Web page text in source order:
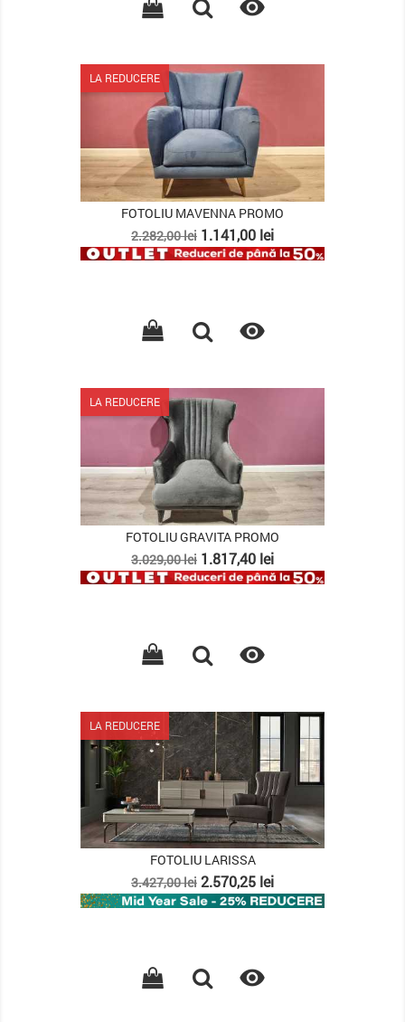

LA REDUCERE
FOTOLIU MAVENNA PROMO
Pret
de
2.282,00 lei Pret
1.141,00 lei

LA REDUCERE
FOTOLIU GRAVITA PROMO
Pret
de
3.029,00 lei Pret
1.817,40 lei

LA REDUCERE
FOTOLIU LARISSA
Pret
de
3.427,00 lei Pret
2.570,25 lei
